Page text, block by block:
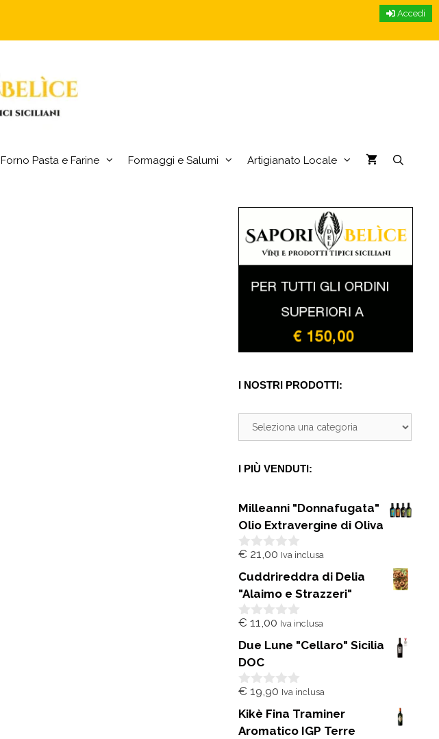
Accedi
Forno Pasta e Farine Formaggi e Salumi Artigianato Locale
I NOSTRI PRODOTTI:
I PIÙ VENDUTI:
Milleanni "Donnafugata"
Olio Extravergine di Oliva
0
u
5
€ 21,00 Iva inclusa
Cuddrireddra di Delia
"Alaimo e Strazzeri"
0
u
5
€ 11,00 Iva inclusa
Due Lune "Cellaro" Sicilia
DOC
0
u
5
€ 19,90 Iva inclusa
Kikè Fina Traminer
Aromatico IGP Terre